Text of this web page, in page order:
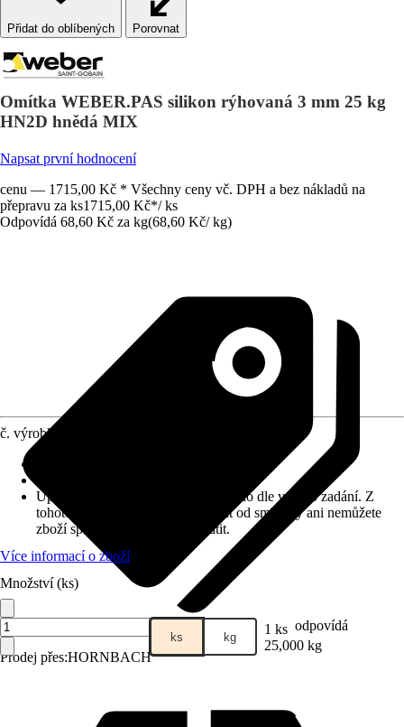
Porovnat
Omítka WEBER.PAS silikon rýhovaná 3 mm 25 kg
HN2D hnědá MIX
Napsat první hodnocení
cenu — 1715,00 Kč * Všechny ceny vč. DPH a bez nákladů na
přepravu za ks1715,00 Kč*/ ks
Odpovídá 68,60 Kč za kg(68,60 Kč/ kg)
Prodej přes:HORNBACH
č. výrobku
Upozornění: toto zboží bylo vyrobeno dle vašeho zadání. Z
tohoto důvodu nemůžete odstoupit od smlouvy ani nemůžete
zboží společnosti Hornbach vrátit.
Více informací o zboží
Množství (ks)
ks kg 1 ks odpovídá
25,000 kg